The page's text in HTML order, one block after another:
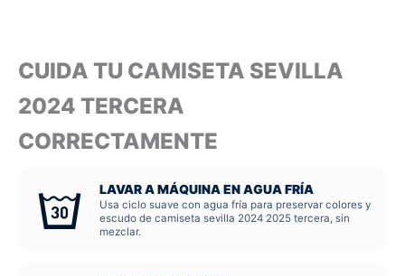
CUIDA TU CAMISETA SEVILLA
2024 TERCERA
CORRECTAMENTE
LAVAR A MÁQUINA EN AGUA FRÍA
Usa ciclo suave con agua fría para preservar colores y
escudo de camiseta sevilla 2024 2025 tercera, sin
mezclar.